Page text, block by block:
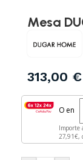
Mesa
313,00 €
O en
Importe
27,91